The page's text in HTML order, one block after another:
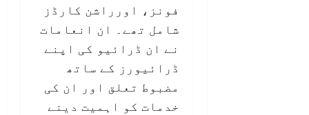
فونز، اورراشن کارڈز
شامل تھے۔ ان انعامات
نے ان ڈرائیو کی اپنے
ڈرائیورز کے ساتھ
مضبوط تعلق اور ان کی
خدمات کو اہمیت دینے